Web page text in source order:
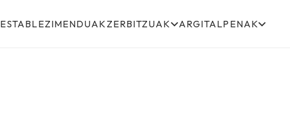
ESTABLEZIMENDUAKZERBITZUAK ARGITALPENAK